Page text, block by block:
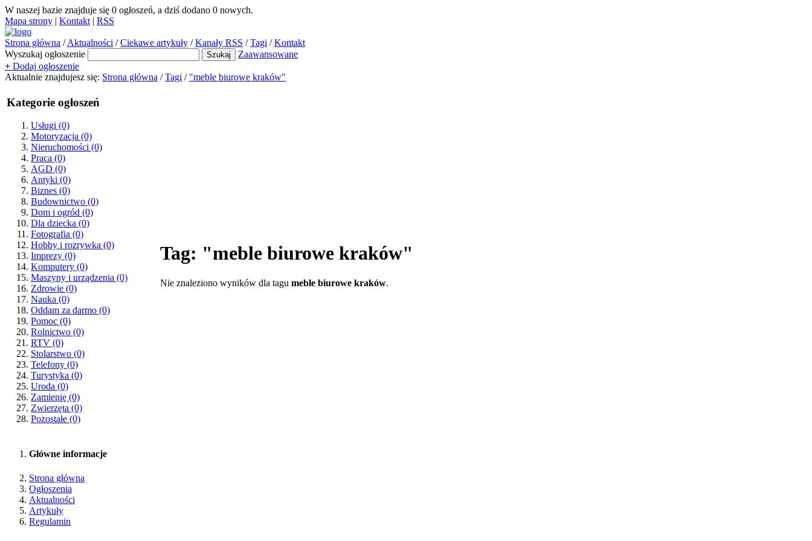
W naszej bazie znajduje się 0 ogłoszeń, a dziś dodano 0 nowych.
Mapa strony | Kontakt | RSS
Strona główna / Aktualności / Ciekawe artykuły / Kanały RSS / Tagi / Kontakt
Wyszukaj ogłoszenie
Zaawansowane
+ Dodaj ogłoszenie
Aktualnie znajdujesz się: Strona główna / Tagi / "meble biurowe kraków"
Kategorie ogłoszeń
Usługi (0)
Motoryzacja (0)
Nieruchomości (0)
Praca (0)
AGD (0)
Antyki (0)
Biznes (0)
Budownictwo (0)
Dom i ogród (0)
Dla dziecka (0)
Fotografia (0)
Hobby i rozrywka (0)
Imprezy (0)
Komputery (0)
Maszyny i urządzenia (0)
Zdrowie (0)
Nauka (0)
Oddam za darmo (0)
Pomoc (0)
Rolnictwo (0)
RTV (0)
Stolarstwo (0)
Telefony (0)
Turystyka (0)
Uroda (0)
Zamienię (0)
Zwierzęta (0)
Pozostałe (0)
Tag: "meble biurowe kraków"
Nie znaleziono wyników dla tagu meble biurowe kraków.
Główne informacje
Strona główna
Ogłoszenia
Aktualności
Artykuły
Regulamin